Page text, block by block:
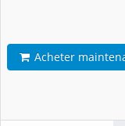
Acheter